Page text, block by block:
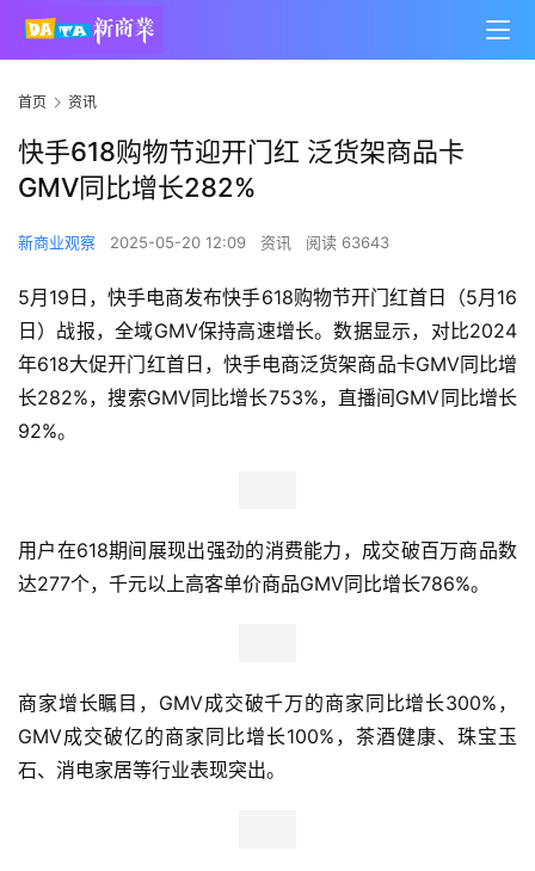
首页 资讯
快手618购物节迎开门红 泛货架商品卡
GMV同比增长282%
新商业观察 2025-05-20 12:09 资讯 阅读 63643
5月19日，快手电商发布快手618购物节开门红首日（5月16
日）战报，全域GMV保持高速增长。数据显示，对比2024
年618大促开门红首日，快手电商泛货架商品卡GMV同比增
长282%，搜索GMV同比增长753%，直播间GMV同比增长
92%。
用户在618期间展现出强劲的消费能力，成交破百万商品数
达277个，千元以上高客单价商品GMV同比增长786%。
商家增长瞩目，GMV成交破千万的商家同比增长300%，
GMV成交破亿的商家同比增长100%，茶酒健康、珠宝玉
石、消电家居等行业表现突出。